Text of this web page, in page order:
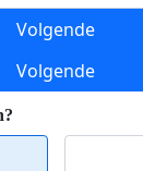
Volgende
Volgende